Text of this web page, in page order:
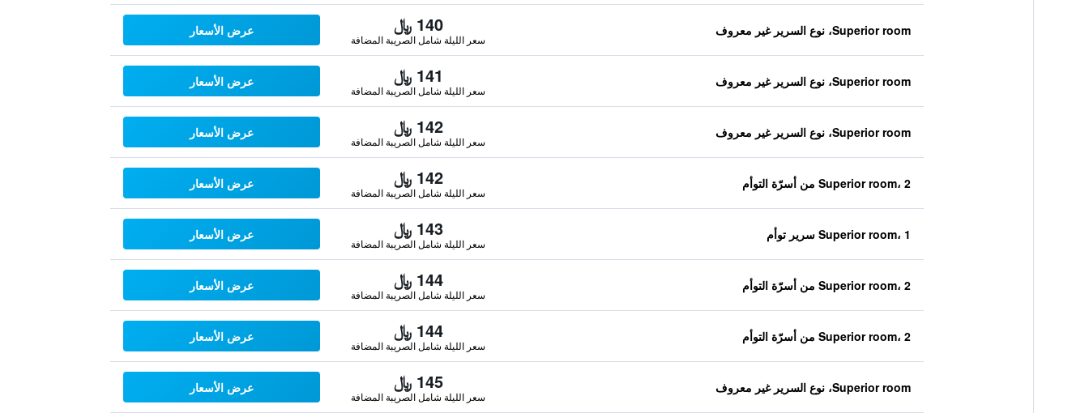
Superior room، نوع السرير غير معروف 140 ﷼
سعر الليلة شامل الصريبة المضافة
عرض الأسعار
Superior room، نوع السرير غير معروف 141 ﷼
سعر الليلة شامل الصريبة المضافة
عرض الأسعار
Superior room، نوع السرير غير معروف 142 ﷼
سعر الليلة شامل الصريبة المضافة
عرض الأسعار
Superior room، 2 من أسرّة التوأم 142 ﷼
سعر الليلة شامل الصريبة المضافة
عرض الأسعار
Superior room، 1 سرير توأم 143 ﷼
سعر الليلة شامل الصريبة المضافة
عرض الأسعار
Superior room، 2 من أسرّة التوأم 144 ﷼
سعر الليلة شامل الصريبة المضافة
عرض الأسعار
Superior room، 2 من أسرّة التوأم 144 ﷼
سعر الليلة شامل الصريبة المضافة
عرض الأسعار
Superior room، نوع السرير غير معروف 145 ﷼
سعر الليلة شامل الصريبة المضافة
عرض الأسعار